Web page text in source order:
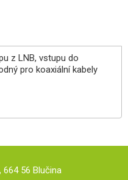
z LNB, vstupu do
pro koaxiální kabely
664 56 Blučina